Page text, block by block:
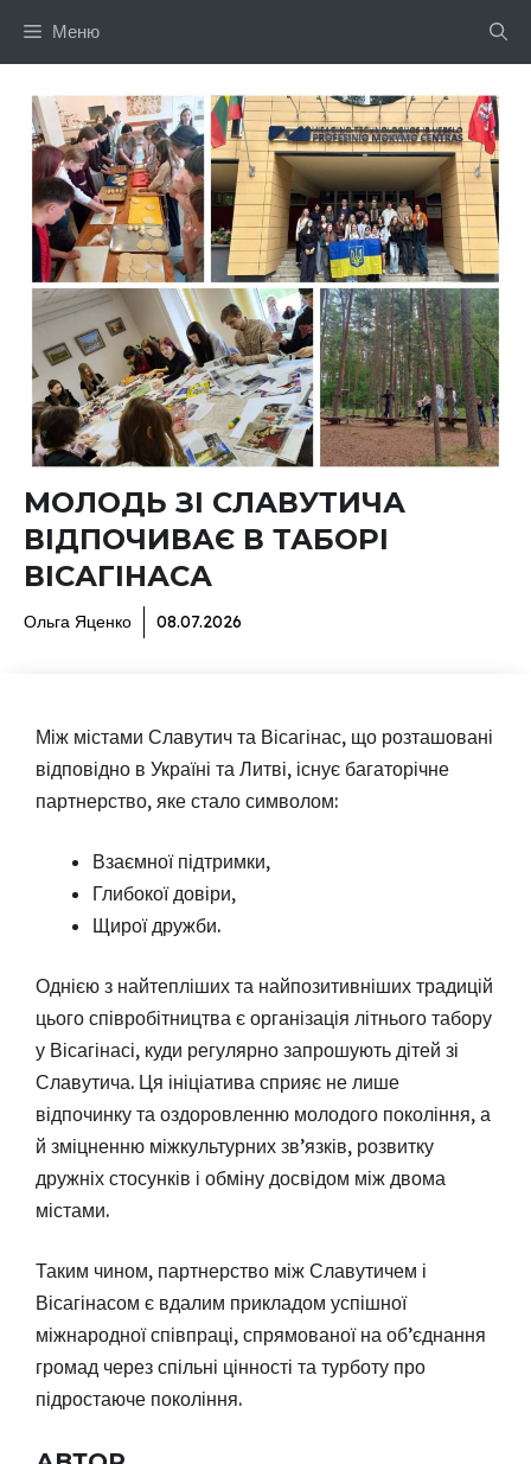
Меню
МОЛОДЬ ЗІ СЛАВУТИЧА
ВІДПОЧИВАЄ В ТАБОРІ
ВІСАГІНАСА
Ольга Яценко 08.07.2026
Між містами Славутич та Вісагінас, що розташовані
відповідно в Україні та Литві, існує багаторічне
партнерство, яке стало символом:
Взаємної підтримки,
Глибокої довіри,
Щирої дружби.
Однією з найтепліших та найпозитивніших традицій
цього співробітництва є організація літнього табору
у Вісагінасі, куди регулярно запрошують дітей зі
Славутича. Ця ініціатива сприяє не лише
відпочинку та оздоровленню молодого покоління, а
й зміцненню міжкультурних зв’язків, розвитку
дружніх стосунків і обміну досвідом між двома
містами.
Таким чином, партнерство між Славутичем і
Вісагінасом є вдалим прикладом успішної
міжнародної співпраці, спрямованої на об’єднання
громад через спільні цінності та турботу про
підростаюче покоління.